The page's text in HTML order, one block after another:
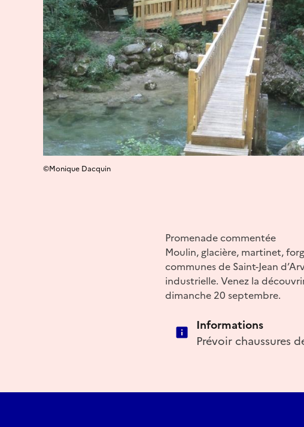
©Monique Dacquin
Promenade commentée
Moulin, glacière, martinet,
communes de Saint-Jean
industrielle. Venez la
dimanche 20 septembre.
Informations
Prévoir chaussures